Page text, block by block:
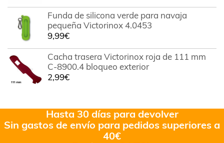
en4.00
de 5
Funda de silicona verde para navaja
pequeña Victorinox 4.0453
9,99€
Cacha trasera Victorinox roja de 111 mm
C-8900.4 bloqueo exterior
2,99€
Hasta 30 días para devolver
Sin gastos de envío para pedidos superiores a
40€